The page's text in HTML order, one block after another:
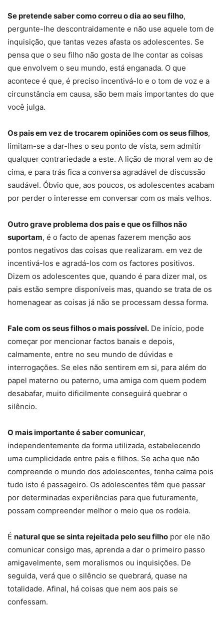
Se pretende saber como correu o dia ao seu filho,
pergunte-lhe descontraidamente e não use aquele tom de
inquisição, que tantas vezes afasta os adolescentes. Se
pensa que o seu filho não gosta de lhe contar as coisas
que envolvem o seu mundo, está enganada. O que
acontece é que, é preciso incentivá-lo e o tom de voz e a
circunstância em causa, são bem mais importantes do que
você julga.
Os pais em vez de trocarem opiniões com os seus filhos,
limitam-se a dar-lhes o seu ponto de vista, sem admitir
qualquer contrariedade a este. A lição de moral vem ao de
cima, e para trás fica a conversa agradável de discussão
saudável. Óbvio que, aos poucos, os adolescentes acabam
por perder o interesse em conversar com os mais velhos.
Outro grave problema dos pais e que os filhos não
suportam, é o facto de apenas fazerem menção aos
pontos negativos das coisas que realizaram. em vez de
incentivá-los e agradá-los com os factores positivos.
Dizem os adolescentes que, quando é para dizer mal, os
pais estão sempre disponíveis mas, quando se trata de os
homenagear as coisas já não se processam dessa forma.
Fale com os seus filhos o mais possível. De início, pode
começar por mencionar factos banais e depois,
calmamente, entre no seu mundo de dúvidas e
interrogações. Se eles não sentirem em si, para além do
papel materno ou paterno, uma amiga com quem podem
desabafar, muito dificilmente conseguirá quebrar o
silêncio.
O mais importante é saber comunicar,
independentemente da forma utilizada, estabelecendo
uma cumplicidade entre pais e filhos. Se acha que não
compreende o mundo dos adolescentes, tenha calma pois
tudo isto é passageiro. Os adolescentes têm que passar
por determinadas experiências para que futuramente,
possam compreender melhor o meio que os rodeia.
É natural que se sinta rejeitada pelo seu filho por ele não
comunicar consigo mas, aprenda a dar o primeiro passo
amigavelmente, sem moralismos ou inquisições. De
seguida, verá que o silêncio se quebrará, quase na
totalidade. Afinal, há coisas que nem aos pais se
confessam.